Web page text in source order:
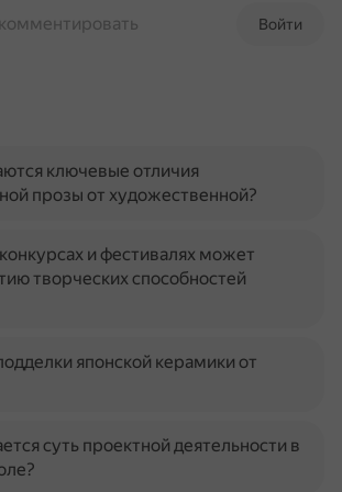
Войти
ключевые отличия
прозы от художественной?
и фестивалях может
творческих способностей
японской керамики от
суть проектной деятельности в